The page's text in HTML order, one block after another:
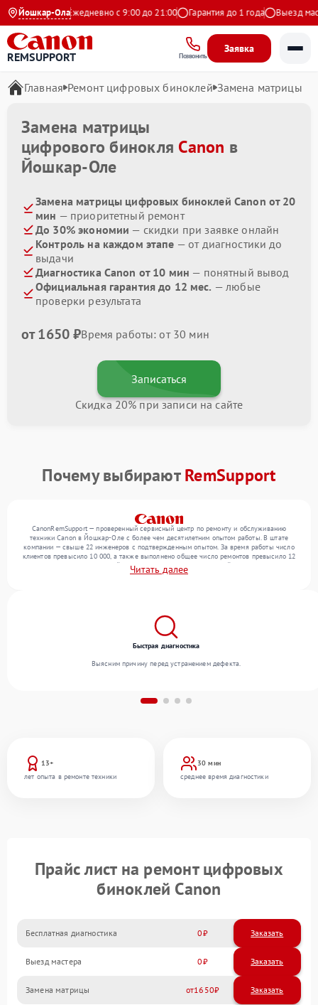
Йошкар-Ола
на Яндекс Ежедневно с 9:00 до 21:00 Гарантия до 1 года Выезд
REMSUPPORT Позвонить
Заявка
Главная Ремонт цифровых биноклей Замена матрицы
Замена матрицы
цифрового бинокля Canon в
Йошкар-Оле
Замена матрицы цифровых биноклей Canon от 20
мин — приоритетный ремонт
До 30% экономии — скидки при заявке онлайн
Контроль на каждом этапе — от диагностики до
выдачи
Диагностика Canon от 10 мин — понятный вывод
Официальная гарантия до 12 мес. — любые
проверки результата
от 1650 ₽Время работы: от 30 мин
Записаться
Скидка 20% при записи на сайте
Почему выбираютRemSupport
CanonRemSupport — проверенный сервисный центр по ремонту и обслуживанию
техники Canon в Йошкар-Оле с более чем десятилетним опытом работы. В штате
компании — свыше 22 инженеров с подтвержденным опытом. За время работы число
клиентов превысило 10 000, а также выполнено общее число ремонтов превысило 12
000. Ежемесячно в сервисный центр поступает более 300 устройств, включая , , . Мы
выполняем ремонт различного уровня сложности и обеспечиваем надежный
Читать далее
13+
лет опыта в ремонте техники
30 мин
среднее время диагностики
Быстрая диагностика
Выясним причину перед устранением дефекта.
Прайс лист на ремонт цифровых
биноклей Canon
Бесплатная диагностика 0 Заказать
Выезд мастера 0 Заказать
Замена матрицы 1650